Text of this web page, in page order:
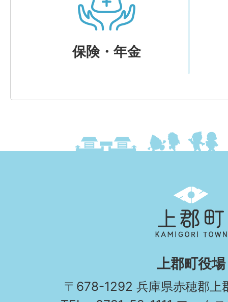
保険・年金
郡
町
KAMIGORI
TOWN
上郡町役場
〒678-1292 兵庫県赤穂郡上